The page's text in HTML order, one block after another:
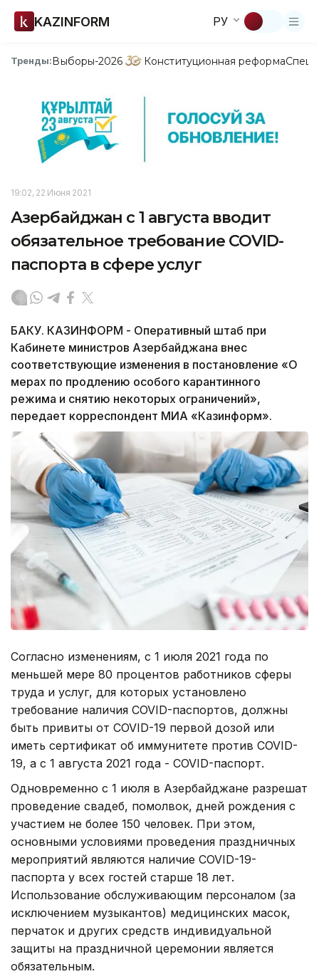
KAZINFORM РУ
Тренды:Выборы-2026 Конституционная реформа
19:02, 22 Июня 2021
Азербайджан с 1 августа вводит
обязательное требование COVID-
паспорта в сфере услуг
БАКУ. КАЗИНФОРМ - Оперативный штаб при
Кабинете министров Азербайджана внес
соответствующие изменения в постановление «О
мерах по продлению особого карантинного
режима и снятию некоторых ограничений»,
передает корреспондент МИА «Казинформ».
Согласно изменениям, с 1 июля 2021 года по
меньшей мере 80 процентов работников сферы
труда и услуг, для которых установлено
требование наличия COVID-паспортов, должны
быть привиты от COVID-19 первой дозой или
иметь сертификат об иммунитете против COVID-
19, а с 1 августа 2021 года - COVID-паспорт.
Одновременно с 1 июля в Азербайджане разрешат
проведение свадеб, помолвок, дней рождения с
участием не более 150 человек. При этом,
основными условиями проведения праздничных
мероприятий являются наличие COVID-19-
паспорта у всех гостей старше 18 лет.
Использование обслуживающим персоналом (за
исключением музыкантов) медицинских масок,
перчаток и других средств индивидуальной
защиты на праздничной церемонии является
обязательным.